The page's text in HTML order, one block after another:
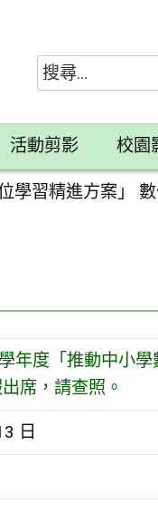
活動剪影 校園
學習精進方案」
年度「推動中小
席，請查照。
日